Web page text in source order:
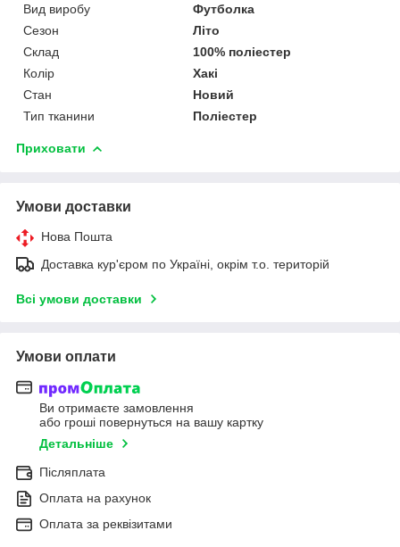
Вид виробу
Футболка
Сезон
Літо
Склад
100% поліестер
Колір
Хакі
Стан
Новий
Тип тканини
Поліестер
Приховати
Умови доставки
Нова Пошта
Доставка кур'єром по Україні, окрім т.о. територій
Всі умови доставки
Умови оплати
Ви отримаєте замовлення
або гроші повернуться на вашу картку
Детальніше
Післяплата
Оплата на рахунок
Оплата за реквізитами